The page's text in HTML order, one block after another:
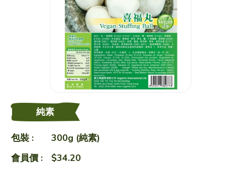
素之樂素食料理
愛心飯盒
食譜
純素
包裝 :
300g (純素)
會員價 :
$34.20